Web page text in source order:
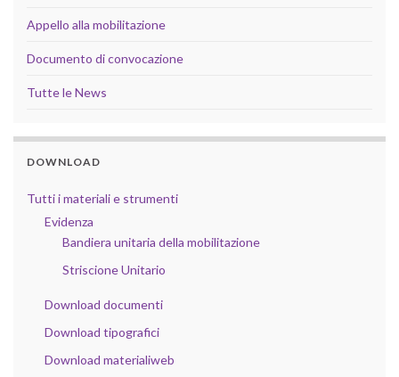
Appello alla mobilitazione
Documento di convocazione
Tutte le News
DOWNLOAD
Tutti i materiali e strumenti
Evidenza
Bandiera unitaria della mobilitazione
Striscione Unitario
Download documenti
Download tipografici
Download materialiweb